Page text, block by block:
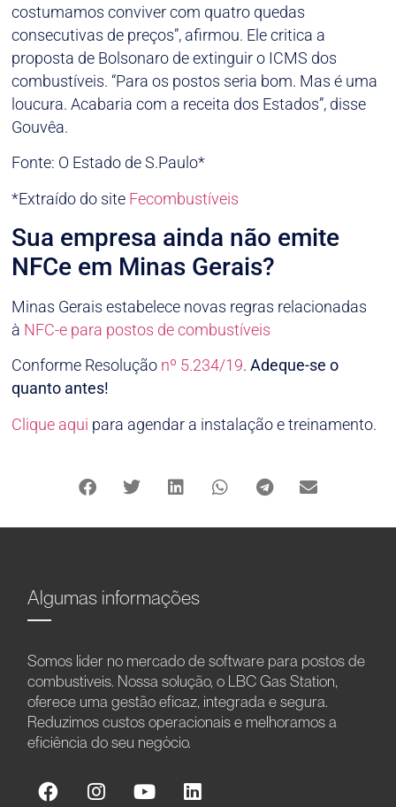
costumamos conviver com quatro quedas
consecutivas de preços”, afirmou. Ele critica a
proposta de Bolsonaro de extinguir o ICMS dos
combustíveis. “Para os postos seria bom. Mas é uma
loucura. Acabaria com a receita dos Estados”, disse
Gouvêa.
Fonte: O Estado de S.Paulo*
*Extraído do site Fecombustíveis
Sua empresa ainda não emite
NFCe em Minas Gerais?
Minas Gerais estabelece novas regras relacionadas
à NFC-e para postos de combustíveis
Conforme Resolução nº 5.234/19.Adeque-se o
quanto antes!
Clique aqui para agendar a instalação e treinamento.
Algumas informações
Somos líder no mercado de software para postos de
combustíveis. Nossa solução, o LBC Gas Station,
oferece uma gestão eficaz, integrada e segura.
Reduzimos custos operacionais e melhoramos a
eficiência do seu negócio.